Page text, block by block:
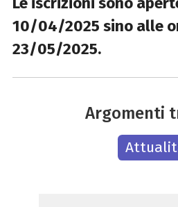
10/04/2025 sino alle
23/05/2025.
Argomenti